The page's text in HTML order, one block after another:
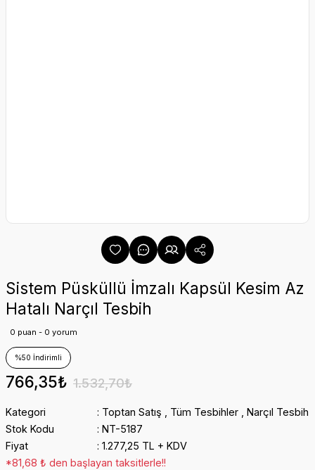
Sistem Püsküllü İmzalı Kapsül Kesim Az
Hatalı Narçıl Tesbih
0 puan - 0 yorum
%50 İndirimli
766,35₺ 1.532,70₺
Kategori Toptan Satış Tüm Tesbihler
Narçıl Tesbih
Stok Kodu
NT-5187
Fiyat
1.277,25 TL + KDV
*81,68 ₺ den başlayan taksitlerle!!